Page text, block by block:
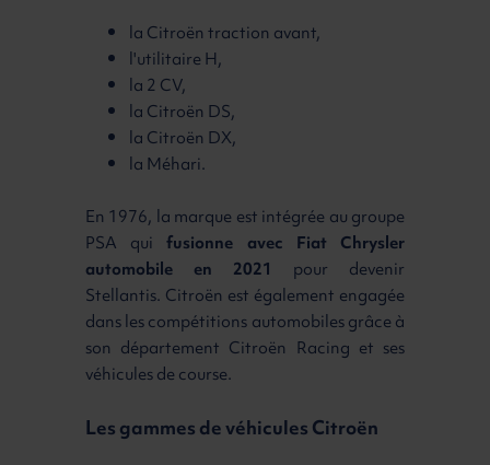
la Citroën traction avant,
l'utilitaire H,
la 2 CV,
la Citroën DS,
la Citroën DX,
la Méhari.
En 1976, la marque est intégrée au groupe
PSA quifusionne avec Fiat Chrysler
automobile en 2021 pour devenir
Stellantis. Citroën est également engagée
dans les compétitions automobiles grâce à
son département Citroën Racing et ses
véhicules de course.
Les gammes de véhicules Citroën